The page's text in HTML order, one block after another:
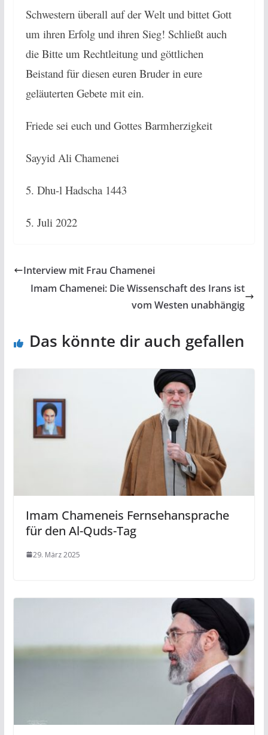
Schwestern überall auf der Welt und bittet Gott
um ihren Erfolg und ihren Sieg! Schließt auch
die Bitte um Rechtleitung und göttlichen
Beistand für diesen euren Bruder in eure
geläuterten Gebete mit ein.
Friede sei euch und Gottes Barmherzigkeit
Sayyid Ali Chamenei
5. Dhu-l Hadscha 1443
5. Juli 2022
Interview mit Frau Chamenei
Imam Chamenei: Die Wissenschaft des Irans ist
vom Westen unabhängig
Das könnte dir auch gefallen
Imam Chameneis Fernsehansprache
für den Al-Quds-Tag
29. März 2025